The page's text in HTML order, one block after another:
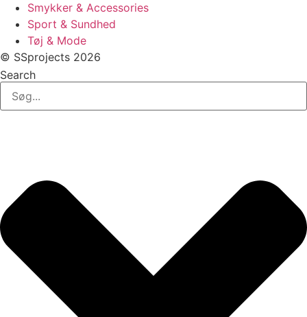
Smykker & Accessories
Sport & Sundhed
Tøj & Mode
© SSprojects 2026
Search